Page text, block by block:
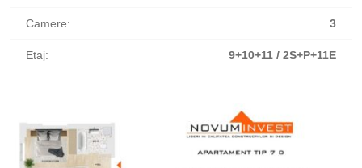
Camere: 3
Etaj: 9+10+11 / 2S+P+11E